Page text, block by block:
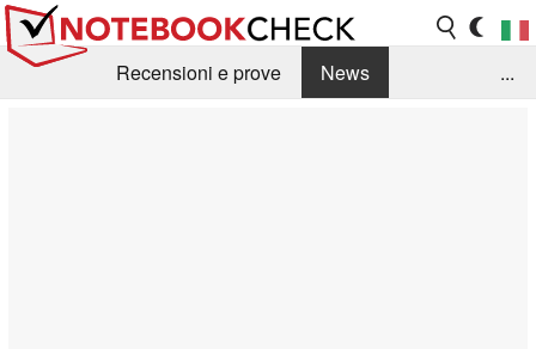
Recensioni e prove
News
...